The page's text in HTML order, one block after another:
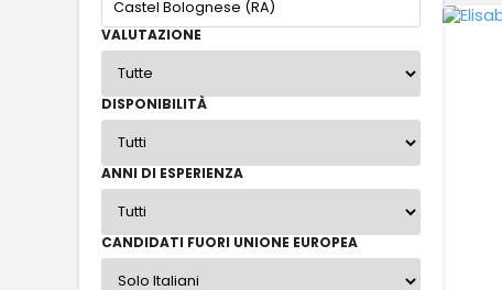
VALUTAZIONE
DISPONIBILITÀ
ANNI DI ESPERIENZA
CANDIDATI FUORI UNIONE EUROPEA